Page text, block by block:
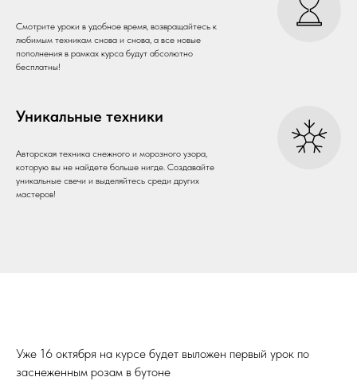
Смотрите уроки в удобное время, возвращайтесь к
любимым техникам снова и снова, а все новые
пополнения в рамках курса будут абсолютно
бесплатны!
Уникальные техники
Авторская техника снежного и морозного узора,
которую вы не найдете больше нигде. Создавайте
уникальные свечи и выделяйтесь среди других
мастеров!
Уже 16 октября на курсе будет выложен первый урок по
заснеженным розам в бутоне